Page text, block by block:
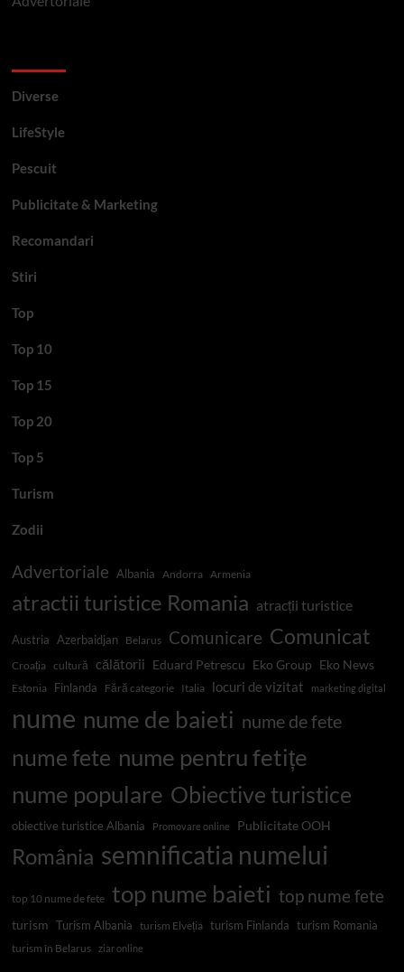
Diverse
LifeStyle
Pescuit
Publicitate & Marketing
Recomandari
Stiri
Top
Top 10
Top 15
Top 20
Top 5
Turism
Zodii
Advertoriale Albania Andorra Armenia
atractii turistice Romania atracții turistice
Austria Azerbaidjan Belarus Comunicare Comunicat
Croația cultură călătorii Eduard Petrescu Eko Group Eko News
Estonia Finlanda Fără categorie Italia locuri de vizitat marketing digital
nume nume de baieti nume de fete
nume fete nume pentru fetițe
nume populare Obiective turistice
obiective turistice Albania Promovare online Publicitate OOH
România semnificatia numelui
top 10 nume de fete top nume baieti top nume fete
turism Turism Albania turism Elveția turism Finlanda turism Romania
turism în Belarus ziar online